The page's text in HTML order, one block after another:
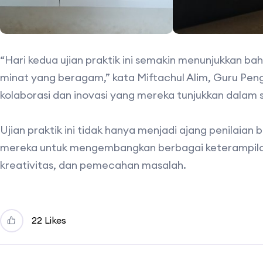
“Hari kedua ujian praktik ini semakin menunjukkan
minat yang beragam,” kata Miftachul Alim, Guru
kolaborasi dan inovasi yang mereka tunjukkan dalam
Ujian praktik ini tidak hanya menjadi ajang
mereka untuk mengembangkan berbagai
kreativitas, dan pemecahan masalah.
22 Likes